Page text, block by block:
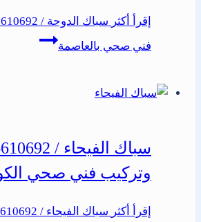
إقرأ أكثر
فني صحي بالعاصمة
وتركيب فني صحي
إقرأ أكثر